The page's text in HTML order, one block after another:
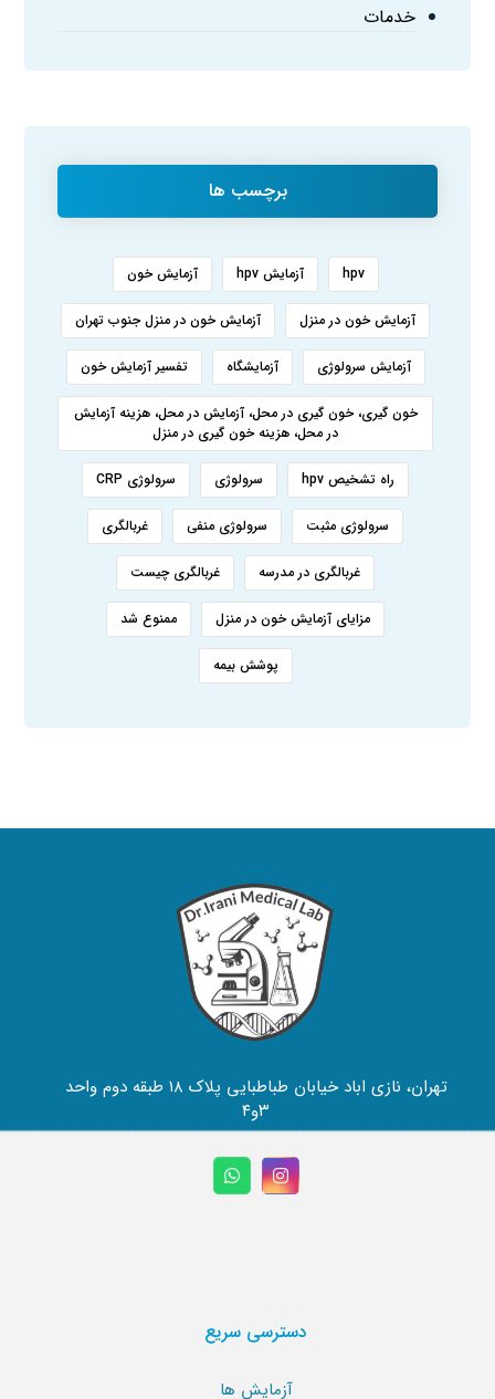
خدمات
برچسب ها
hpv آزمایش hpv آزمایش خون
آزمایش خون در منزل آزمایش خون در منزل جنوب تهران
آزمایش سرولوژی آزمایشگاه تفسیر آزمایش خون
خون گیری، خون گیری در محل، آزمایش در محل، هزینه آزمایش
در محل، هزینه خون گیری در منزل
راه تشخیص hpv سرولوژی سرولوژی CRP
سرولوژی مثبت سرولوژی منفی غربالگری
غربالگری در مدرسه غربالگری چیست
مزایای آزمایش خون در منزل ممنوع شد
پوشش بیمه
تهران، نازی اباد خیابان طباطبایی پلاک ۱۸ طبقه دوم واحد
۳و۴
دسترسی سریع
آزمایش ها